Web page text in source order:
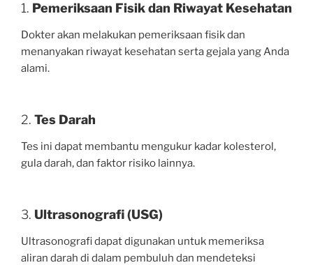
1. Pemeriksaan Fisik dan Riwayat Kesehatan
Dokter akan melakukan pemeriksaan fisik dan
menanyakan riwayat kesehatan serta gejala yang Anda
alami.
2. Tes Darah
Tes ini dapat membantu mengukur kadar kolesterol,
gula darah, dan faktor risiko lainnya.
3. Ultrasonografi (USG)
Ultrasonografi dapat digunakan untuk memeriksa
aliran darah di dalam pembuluh dan mendeteksi